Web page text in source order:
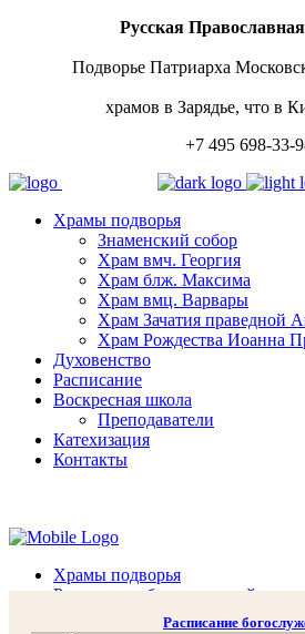
Русская
Подворье Патриарха
храмов в Зарядье, что в
+7 495 698-33-
Храмы подворья
Знаменский собор
Храм вмч. Георгия
Храм блж. Максима
Храм вмц. Варвары
Храм Зачатия праведной
Храм Рождества Иоанна
Духовенство
Расписание
Воскресная школа
Преподаватели
Катехизация
Контакты
Храмы подворья
Расписание богослужений
Расписание